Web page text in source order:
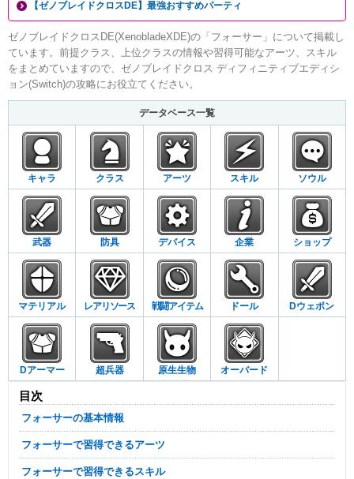
【ゼノブレイドクロスDE】最強おすすめパーティ
ゼノブレイドクロスDE(XenobladeXDE)の「フォーサー」について掲載し
ています。前提クラス、上位クラスの情報や習得可能なアーツ、スキル
をまとめていますので、ゼノブレイドクロス ディフィニティブエディシ
ョン(Switch)の攻略にお役立てください。
データベース一覧
キャラ クラス アーツ スキル ソウル
武器 防具 デバイス 企業 ショップ
マテリアル レアリソース 戦闘アイテム ドール Dウェポン
Dアーマー 超兵器 原生生物 オーバード
目次
フォーサーの基本情報
フォーサーで習得できるアーツ
フォーサーで習得できるスキル